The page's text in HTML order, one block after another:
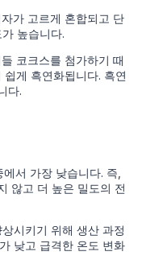
가 고르게 혼합되고 단
높습니다.
코크스를 첨가하기 때
게 흑연화됩니다. 흑연
다.
서 가장 낮습니다. 즉,
않고 더 높은 밀도의 전
시키기 위해 생산 과정
낮고 급격한 온도 변화